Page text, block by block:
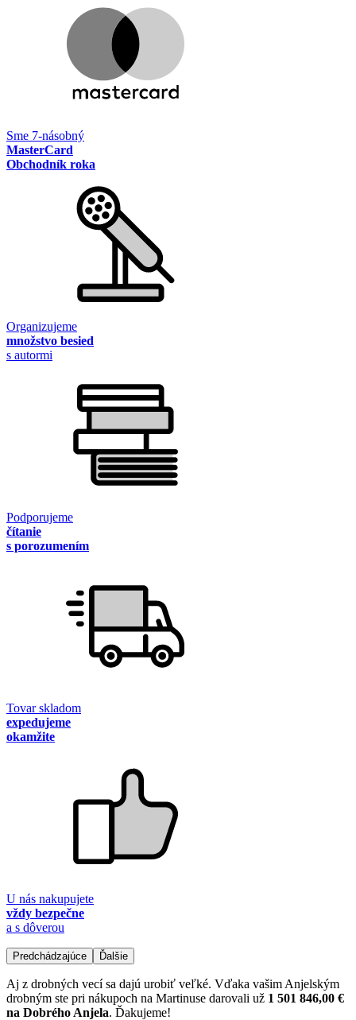
Sme 7-násobný
MasterCard
Obchodník roka
Organizujeme
množstvo besied
s autormi
Podporujeme
čítanie
s porozumením
Tovar skladom
expedujeme
okamžite
U nás nakupujete
vždy bezpečne
a s dôverou
Predchádzajúce Ďalšie
Aj z drobných vecí sa dajú urobiť veľké. Vďaka vašim Anjelským
drobným ste pri nákupoch na Martinuse darovali už 1 501 846,00 €
na Dobrého Anjela. Ďakujeme!